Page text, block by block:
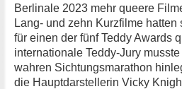
Berlinale 2023 mehr queere
Lang- und zehn Kurzfilme
für einen der fünf Teddy Awards
internationale Teddy-Jury
wahren Sichtungsmarathon
die Hauptdarstellerin Vicky